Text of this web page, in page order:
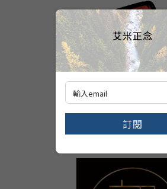
必勝客 Pizza Hut
艾米正念
訂閱